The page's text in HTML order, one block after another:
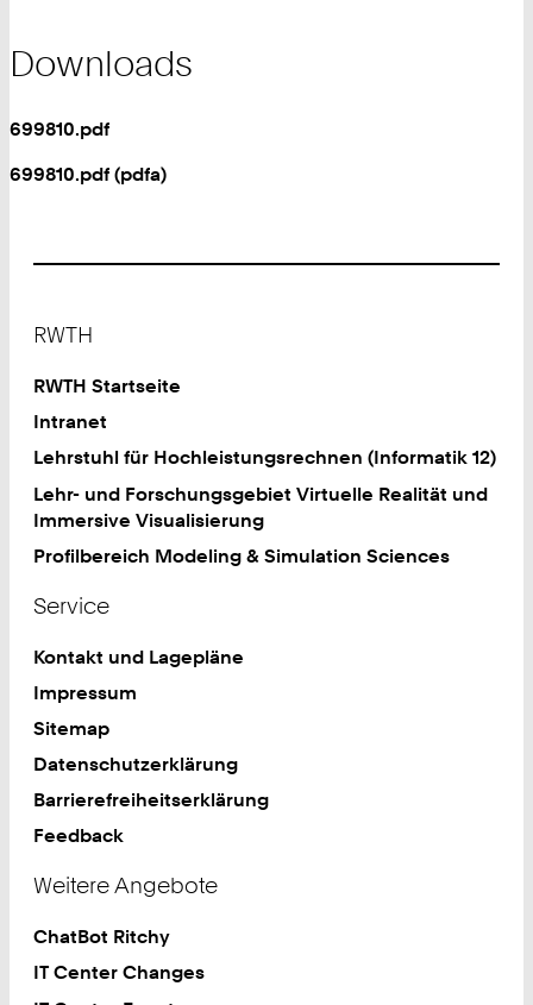
Downloads
699810.pdf
699810.pdf (pdfa)
RWTH
RWTH Startseite
Intranet
Lehrstuhl für Hochleistungsrechnen (Informatik 12)
Lehr- und Forschungsgebiet Virtuelle Realität und
Immersive Visualisierung
Profilbereich Modeling & Simulation Sciences
Service
Kontakt und Lagepläne
Impressum
Sitemap
Datenschutzerklärung
Barrierefreiheitserklärung
Feedback
Weitere Angebote
ChatBot Ritchy
IT Center Changes